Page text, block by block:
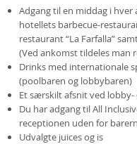
Adgang til en middag i
hotellets barbecue-
restaurant “La Farfalla”
(Ved ankomst tildeles man
Drinks med internationale
(poolbaren og lobbybaren)
Et særskilt afsnit ved
Du har adgang til All
receptionen uden for
Udvalgte juices og is